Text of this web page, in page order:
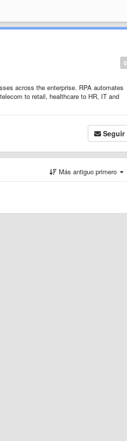
0
across the enterprise. RPA automates
to retail, healthcare to HR, IT and
Seguir
Más antiguo primero